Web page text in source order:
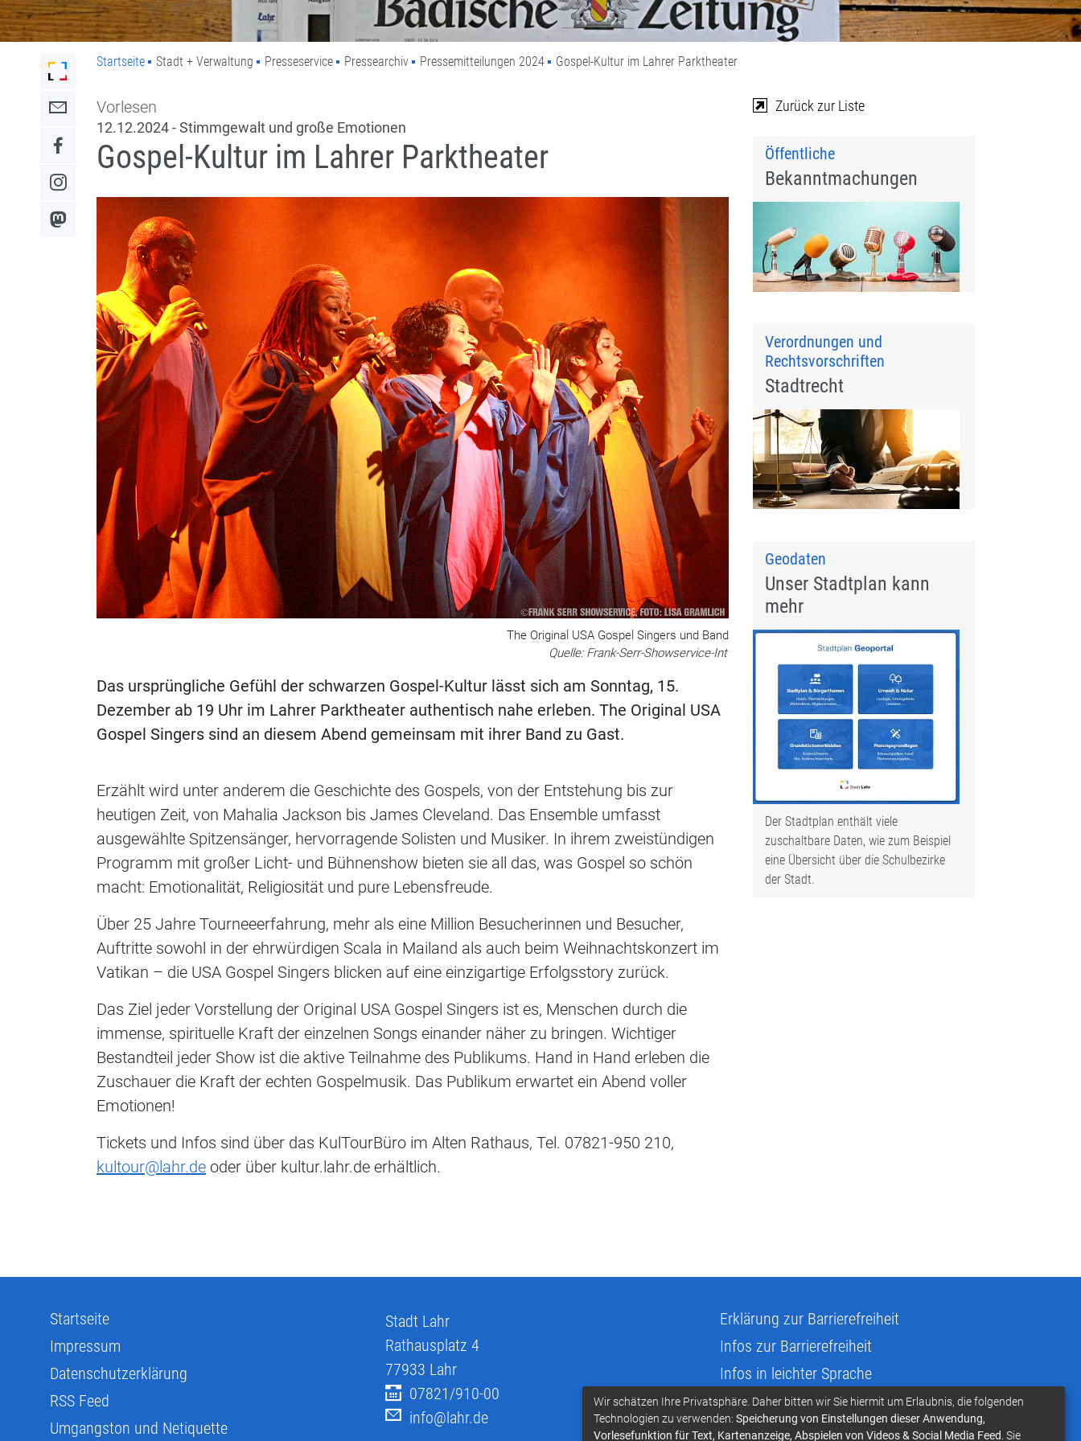
Link zur Startseite der Stadt Lahr
Link zum Kontaktformular
Link zum Facebook-Auftritt
Link zum Instagram-Auftritt
Link zum Mastodon-Kanal
Startseite Stadt + Verwaltung Presseservice Pressearchiv Pressemitteilungen 2024 Gospel-Kultur im Lahrer Parktheater
Vorlesen
12.12.2024 - Stimmgewalt und große Emotionen
Gospel-Kultur im Lahrer Parktheater
The Original USA Gospel Singers und Band
Quelle: Frank-Serr-Showservice-Int
Das ursprüngliche Gefühl der schwarzen Gospel-Kultur lässt sich am Sonntag, 15.
Dezember ab 19 Uhr im Lahrer Parktheater authentisch nahe erleben. The Original USA
Gospel Singers sind an diesem Abend gemeinsam mit ihrer Band zu Gast.
Erzählt wird unter anderem die Geschichte des Gospels, von der Entstehung bis zur
heutigen Zeit, von Mahalia Jackson bis James Cleveland. Das Ensemble umfasst
ausgewählte Spitzensänger, hervorragende Solisten und Musiker. In ihrem zweistündigen
Programm mit großer Licht- und Bühnenshow bieten sie all das, was Gospel so schön
macht: Emotionalität, Religiosität und pure Lebensfreude.
Über 25 Jahre Tourneeerfahrung, mehr als eine Million Besucherinnen und Besucher,
Auftritte sowohl in der ehrwürdigen Scala in Mailand als auch beim Weihnachtskonzert im
Vatikan – die USA Gospel Singers blicken auf eine einzigartige Erfolgsstory zurück.
Das Ziel jeder Vorstellung der Original USA Gospel Singers ist es, Menschen durch die
immense, spirituelle Kraft der einzelnen Songs einander näher zu bringen. Wichtiger
Bestandteil jeder Show ist die aktive Teilnahme des Publikums. Hand in Hand erleben die
Zuschauer die Kraft der echten Gospelmusik. Das Publikum erwartet ein Abend voller
Emotionen!
Tickets und Infos sind über das KulTourBüro im Alten Rathaus, Tel. 07821-950 210,
kultour@lahr.de oder über kultur.lahr.de erhältlich.
Zurück zur Liste
Öffentliche
Bekanntmachungen
Verordnungen und
Rechtsvorschriften
Stadtrecht
Geodaten
Unser Stadtplan kann
mehr
Der Stadtplan enthält viele
zuschaltbare Daten, wie zum Beispiel
eine Übersicht über die Schulbezirke
der Stadt.
Startseite
Impressum
Datenschutzerklärung
RSS Feed
Umgangston und Netiquette
Stadt Lahr
Rathausplatz 4
77933 Lahr
07821/910-00
info@lahr.de
Erklärung zur Barrierefreiheit
Infos zur Barrierefreiheit
Infos in leichter Sprache
Infos zur Gebärdensprache
Übersetzen und Vorlesen
Wir schätzen Ihre Privatsphäre. Daher bitten wir Sie hiermit um Erlaubnis, die folgenden
Technologien zu verwenden: Speicherung von Einstellungen dieser Anwendung,
Vorlesefunktion für Text, Kartenanzeige, Abspielen von Videos & Social Media Feed. Sie